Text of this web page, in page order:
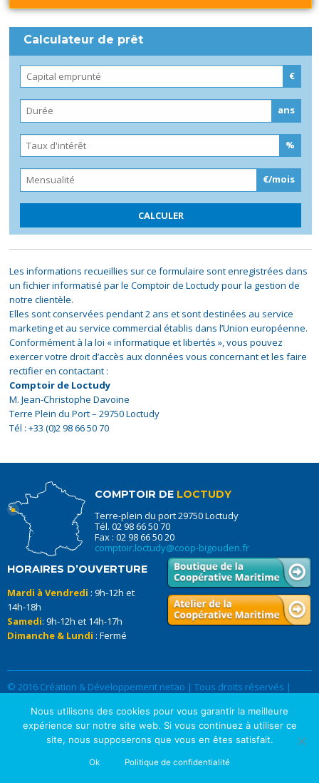
Calculateur de prêt
€
ans
%
€/mois
Les informations recueillies sur ce formulaire sont enregistrées dans
un fichier informatisé par le Comptoir de Loctudy pour la gestion de
notre clientèle.
Elles sont conservées pendant 2 ans et sont destinées au service
marketing et au service commercial établis dans l’Union européenne.
Conformément à la loi « informatique et libertés », vous pouvez
exercer votre droit d’accès aux données vous concernant et les faire
rectifier en contactant :
Comptoir de Loctudy
M. Jean-Christophe Davoine
Terre Plein du Port – 29750 Loctudy
Tél : +33 (0)2 98 66 50 70
COMPTOIR DE LOCTUDY
Terre-plein du port 29750 Loctudy
Tél. 02 98 66 50 70
Fax : 02 98 66 50 20
comptoir.loctudy@coop-bigouden.fr
HORAIRES D’OUVERTURE
Mardi à Vendredi : 9h-12h et
14h-18h
Samedi: 9h-12h et 14h-17h
Dimanche & Lundi : Fermé
© 2016 Création & Développement netao | Tous droits réservés |
Nous utilisons des cookies pour vous garantir la meilleure
expérience sur notre site web. Si vous continuez à utiliser ce
site, nous supposerons que vous en êtes satisfait.
Ok Politique de confidentialité